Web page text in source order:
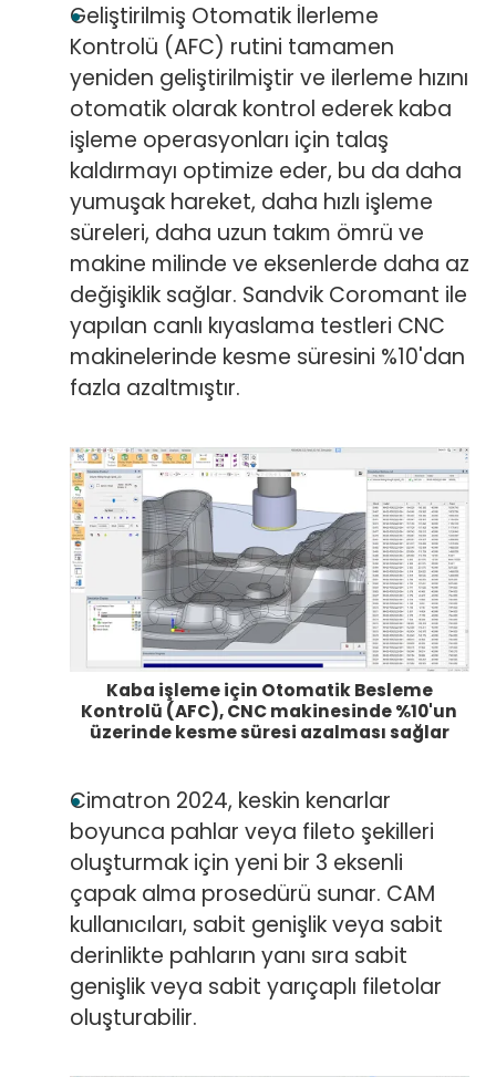
Geliştirilmiş Otomatik İlerleme
Kontrolü (AFC) rutini tamamen
yeniden geliştirilmiştir ve ilerleme hızını
otomatik olarak kontrol ederek kaba
işleme operasyonları için talaş
kaldırmayı optimize eder, bu da daha
yumuşak hareket, daha hızlı işleme
süreleri, daha uzun takım ömrü ve
makine milinde ve eksenlerde daha az
değişiklik sağlar. Sandvik Coromant ile
yapılan canlı kıyaslama testleri CNC
makinelerinde kesme süresini %10'dan
fazla azaltmıştır.
Kaba işleme için Otomatik Besleme
Kontrolü (AFC), CNC makinesinde %10'un
üzerinde kesme süresi azalması sağlar
Cimatron 2024, keskin kenarlar
boyunca pahlar veya fileto şekilleri
oluşturmak için yeni bir 3 eksenli
çapak alma prosedürü sunar. CAM
kullanıcıları, sabit genişlik veya sabit
derinlikte pahların yanı sıra sabit
genişlik veya sabit yarıçaplı filetolar
oluşturabilir.